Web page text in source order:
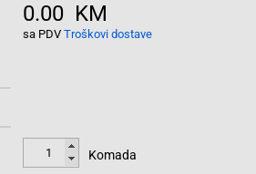
0.00 KM
sa PDV Troškovi dostave
Komada